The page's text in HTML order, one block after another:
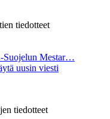
tiedotteet
Suojelun Mestar…
uusin viesti
tiedotteet